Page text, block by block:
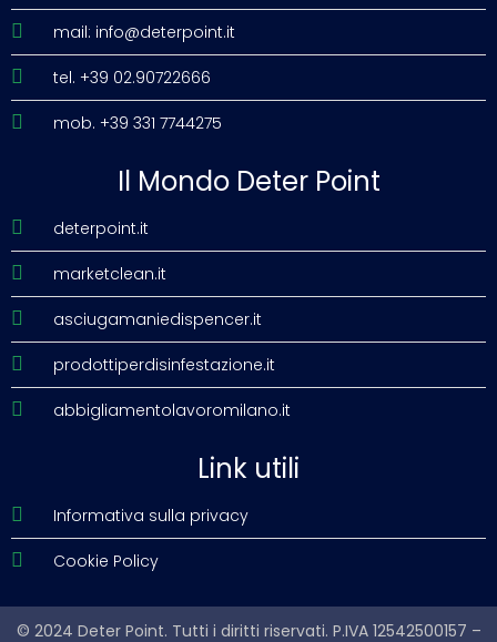
mail: info@deterpoint.it
tel. +39 02.90722666
mob. +39 331 7744275
Il Mondo Deter Point
deterpoint.it
marketclean.it
asciugamaniedispencer.it
prodottiperdisinfestazione.it
abbigliamentolavoromilano.it
Link utili
Informativa sulla privacy
Cookie Policy
© 2024 Deter Point. Tutti i diritti riservati. P.IVA 12542500157 –